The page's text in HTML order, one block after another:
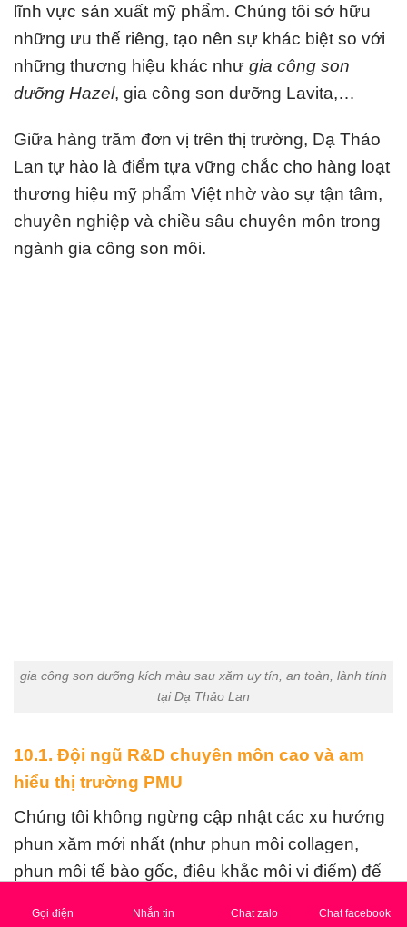
lĩnh vực sản xuất mỹ phẩm. Chúng tôi sở hữu
những ưu thế riêng, tạo nên sự khác biệt so với
những thương hiệu khác như gia công son
dưỡng Hazel, gia công son dưỡng Lavita,…
Giữa hàng trăm đơn vị trên thị trường, Dạ Thảo
Lan tự hào là điểm tựa vững chắc cho hàng loạt
thương hiệu mỹ phẩm Việt nhờ vào sự tận tâm,
chuyên nghiệp và chiều sâu chuyên môn trong
ngành gia công son môi.
gia công son dưỡng kích màu sau xăm uy tín, an toàn, lành tính
tại Dạ Thảo Lan
10.1. Đội ngũ R&D chuyên môn cao và am
hiểu thị trường PMU
Chúng tôi không ngừng cập nhật các xu hướng
phun xăm mới nhất (như phun môi collagen,
phun môi tế bào gốc, điêu khắc môi vi điểm) để
Gọi điện Nhắn tin Chat zalo Chat facebook